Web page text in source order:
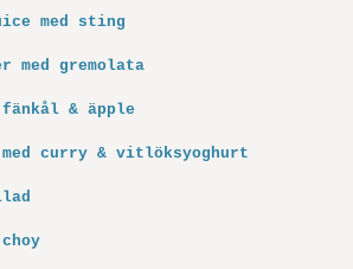
med sting
med gremolata
fänkål & äpple
curry & vitlöksyoghurt